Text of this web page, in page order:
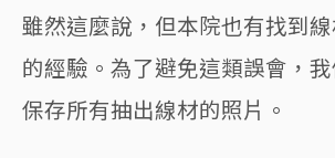
雖然這麼說，但本院也有找到
的經驗。為了避免這類誤會，
保存所有抽出線材的照片。